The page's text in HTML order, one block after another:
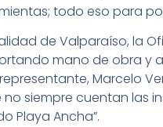
todo eso para
de Valparaíso, la
mano de obra y
Marcelo
siempre cuentan las
Playa Ancha”.